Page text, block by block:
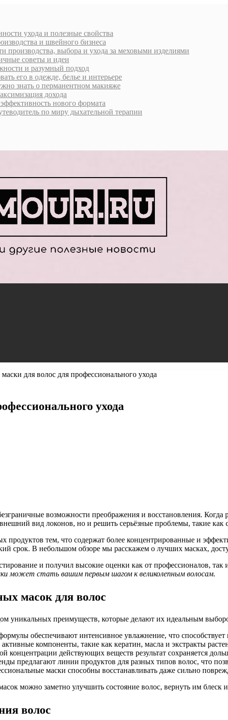
ухода и полезные свойства
и швейного бизнеса
производства, выбора и ухода за меховыми изделиями
советы и идеи
и разумный подход
его в одежде, белье и интерьере
знать о перманентном макияже
дохода
нового формата
по миру дыхательной терапии
для волос для профессионального ухода
ухода
возможности преображения и восстановления.
вид локонов, но и решить серьёзные проблемы, такие как
продуктов тем, что содержат более концентрированные и
срок. В небольшом обзоре мы расскажем о лучших масках,
и получил высокие оценки как от профессионалов,
может стать вашим первым шагом к великолепным волосам.
масок для волос
уникальных преимуществ, которые делают их идеальным
обеспечивают интенсивное увлажнение, что способствует
компоненты, такие как кератин, масла и экстракты
концентрации действующих веществ результат сохраняется
предлагают линии продуктов для разных типов волос, что
маски способны восстанавливать даже сильно
можно заметно улучшить состояние волос, вернуть им блеск и
волос